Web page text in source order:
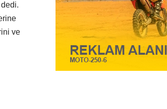
ve